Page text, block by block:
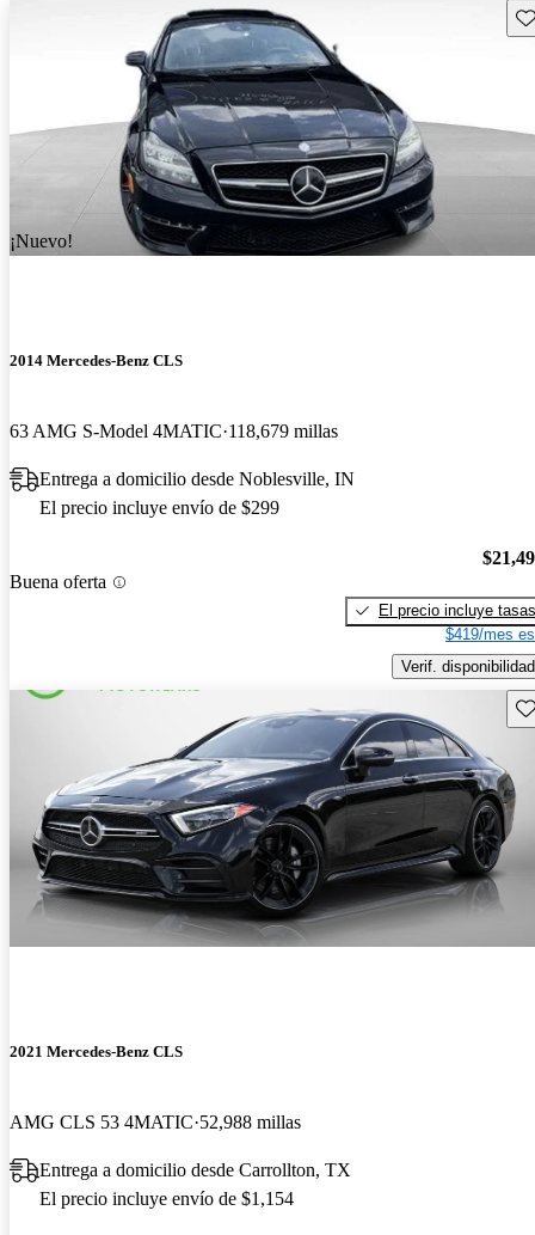
¡Nuevo!
2014 Mercedes-Benz CLS
63 AMG S-Model 4MATIC 118,679 millas
Entrega a domicilio desde Noblesville, IN
El precio incluye envío de $299
Buena oferta
El precio incluye tasas
$419/mes
Verif. disponibilidad
2021 Mercedes-Benz CLS
AMG CLS 53 4MATIC 52,988 millas
Entrega a domicilio desde Carrollton, TX
El precio incluye envío de $1,154